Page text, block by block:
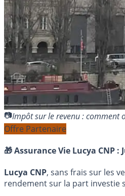
Impôt sur le revenu : comment
Offre Partenaire
🎁 Assurance Vie Lucya CNP :
Lucya CNP, sans frais sur les
rendement sur la part investie